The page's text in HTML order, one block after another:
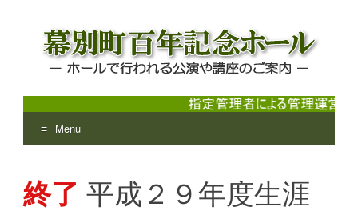
幕別町百年記念ホール
ホールで行われる公演や講座のご案内
Menu
content
終了平成２９年度生涯